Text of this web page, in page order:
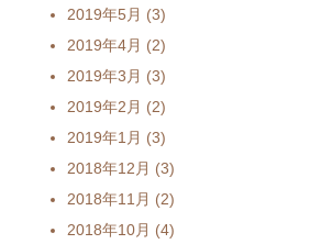
2019年5月 (3)
2019年4月 (2)
2019年3月 (3)
2019年2月 (2)
2019年1月 (3)
2018年12月 (3)
2018年11月 (2)
2018年10月 (4)